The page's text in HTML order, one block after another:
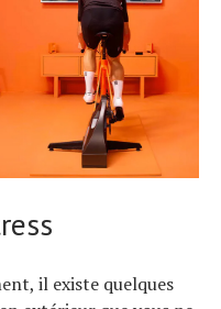
il existe quelques